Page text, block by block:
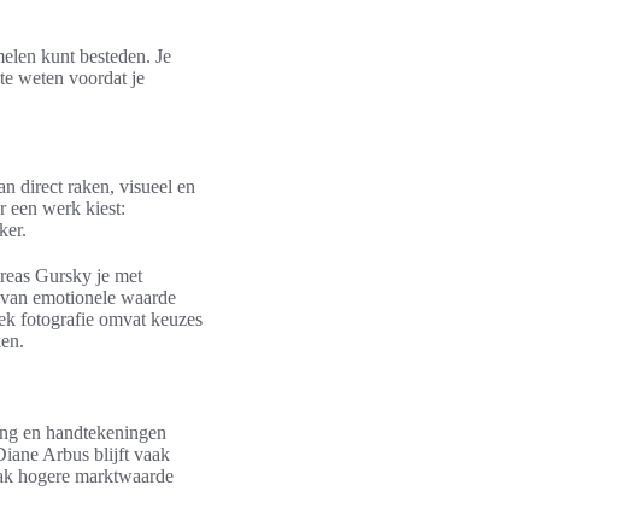
kunt besteden. Je
weten voordat je
direct raken, visueel en
een werk kiest:
Gursky je met
emotionele waarde
fotografie omvat keuzes
en handtekeningen
Arbus blijft vaak
hogere marktwaarde